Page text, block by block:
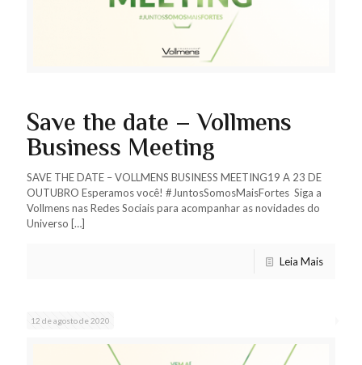
Save the date – Vollmens
Business Meeting
SAVE THE DATE – VOLLMENS BUSINESS MEETING19 A 23 DE
OUTUBRO Esperamos você! #JuntosSomosMaisFortes Siga a
Vollmens nas Redes Sociais para acompanhar as novidades do
Universo […]
Leia Mais
12 de agosto de 2020